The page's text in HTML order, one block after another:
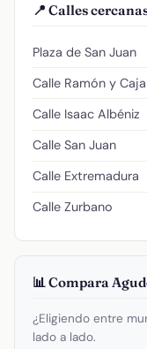
📍 Calles
Plaza de San Juan
Calle Ramón y
Calle Isaac Albéniz
Calle San Juan
Calle Extremadura
Calle Zurbano
📊 Compara
¿Eligiendo entre
lado a lado.